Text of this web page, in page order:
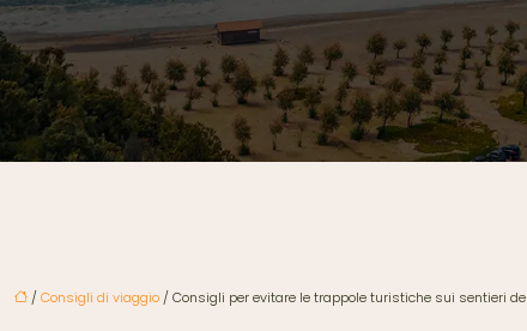
/Consigli di viaggio / Consigli per evitare le trappole turistiche sui sentieri